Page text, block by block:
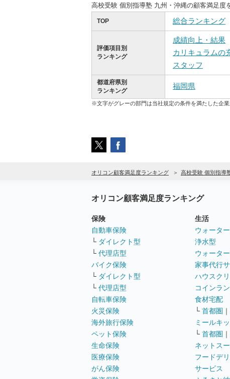
高校受験 個別指導塾 九州・沖縄の顧客満足度
TOP 総合ランキング
評価項目別
ランキング
成績向上・結果
カリキュラムの
スタッフ
都道府県別
ランキング
福岡県
※文字がグレーの部門は当社規定の条件を満たした企
オリコン顧客満足度ランキング 高校受験 個別指導
オリコン顧客満足度ランキング
保険
自動車保険
└ ダイレクト型
└ 代理店型
バイク保険
└ ダイレクト型
└ 代理店型
自転車保険
火災保険
海外旅行保険
ペット保険
生命保険
医療保険
がん保険
生活
ウォータ
浄水型
ウォータ
家事代行
ハウスク
コインラ
食材宅配
└ 首都圏 ｜
ミールキ
└ 首都圏 ｜
ネットス
フードデ
サービス